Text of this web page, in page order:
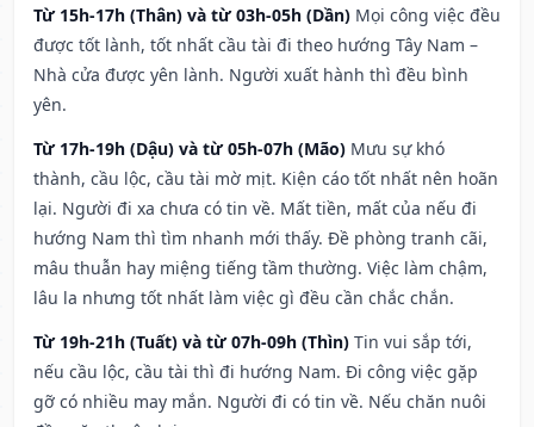
Từ 15h-17h (Thân) và từ 03h-05h (Dần) Mọi công việc đều
được tốt lành, tốt nhất cầu tài đi theo hướng Tây Nam –
Nhà cửa được yên lành. Người xuất hành thì đều bình
yên.
Từ 17h-19h (Dậu) và từ 05h-07h (Mão) Mưu sự khó
thành, cầu lộc, cầu tài mờ mịt. Kiện cáo tốt nhất nên hoãn
lại. Người đi xa chưa có tin về. Mất tiền, mất của nếu đi
hướng Nam thì tìm nhanh mới thấy. Đề phòng tranh cãi,
mâu thuẫn hay miệng tiếng tầm thường. Việc làm chậm,
lâu la nhưng tốt nhất làm việc gì đều cần chắc chắn.
Từ 19h-21h (Tuất) và từ 07h-09h (Thìn) Tin vui sắp tới,
nếu cầu lộc, cầu tài thì đi hướng Nam. Đi công việc gặp
gỡ có nhiều may mắn. Người đi có tin về. Nếu chăn nuôi